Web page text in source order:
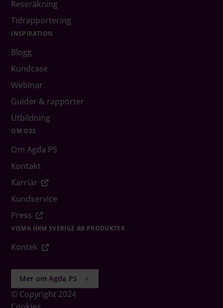
Reseräkning
Tidrapportering
INSPIRATION
Blogg
Kundcase
Webinar
Guider & rapporter
Utbildning
OM OSS
Om Agda PS
Kontakt
Karriär
Kundservice
Press
VISMA HRM SVERIGE AB PRODUKTER
Kontek
Mer om Agda PS
© Copyright 2024